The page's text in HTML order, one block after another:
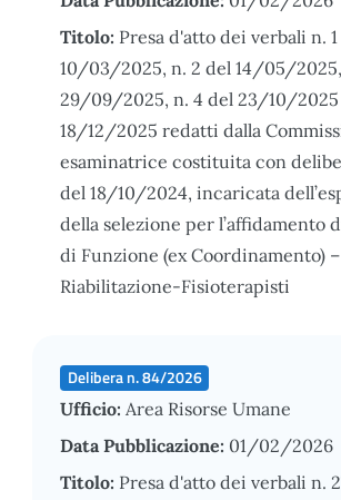
Titolo: Presa d'atto dei verbali n.
10/03/2025, n. 2 del 14/05/
29/09/2025, n. 4 del 23/10/2025
18/12/2025 redatti dalla
esaminatrice costituita con
del 18/10/2024, incaricata
della selezione per l’affidamento
di Funzione (ex Coordinamento)
Riabilitazione-Fisioterapisti
Delibera n. 84/2026
Ufficio: Area Risorse Umane
Data Pubblicazione: 01/02/2026
Titolo: Presa d'atto dei verbali n.